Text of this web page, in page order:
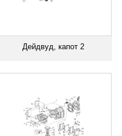
Дейдвуд, капот 2